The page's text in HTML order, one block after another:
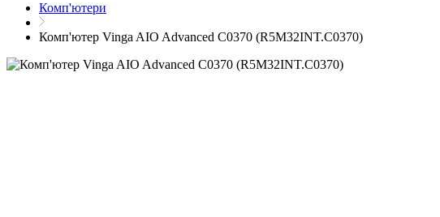
Комп'ютери
Комп'ютер Vinga AIO Advanced C0370 (R5M32INT.C0370)